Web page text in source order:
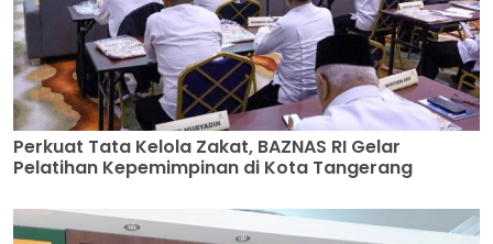
Perkuat Tata Kelola Zakat, BAZNAS RI Gelar
Pelatihan Kepemimpinan di Kota Tangerang